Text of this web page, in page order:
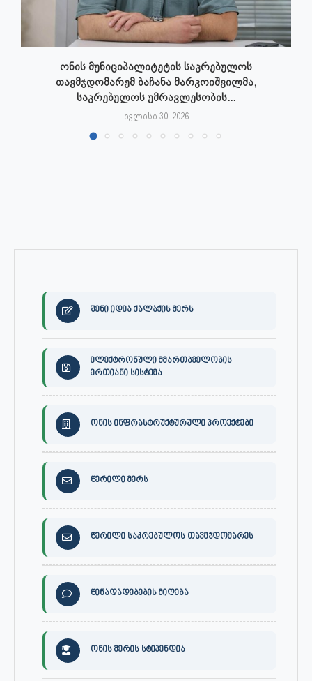
ონის მუნიციპალიტეტის საკრებულოს
თავმჯდომარემ ბაჩანა მარკოიშვილმა,
საკრებულოს უმრავლესობის...
ივლისი 30, 2026
შენი იდეა ქალაქის მერს
ელექტრონული მმართბველობის
ერთიანი სისტემა
ონის ინფრასტრუქტურული პროექტები
წერილი მერს
წერილი საკრებულოს თავმჯდომარეს
წინადადებების მიღება
ონის მერის სტიპენდია